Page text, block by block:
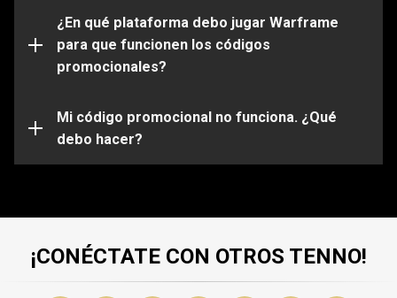
¿En qué plataforma debo jugar Warframe
para que funcionen los códigos
promocionales?
funcionarán en determinadas plataformas. Asegúrate
de iniciar sesión en tu cuenta de Warframe que esta
vinculada a la plataforma de tu elección.
Mi código promocional no funciona. ¿Qué
debo hacer?
Es posible que tu código promocional haya expirado o
problemas específicos, envía una solicitud a nuestro
equipo de atención al cliente
¡CONÉCTATE CON OTROS TENNO!